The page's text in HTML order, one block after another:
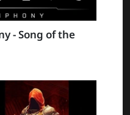
- Song of the